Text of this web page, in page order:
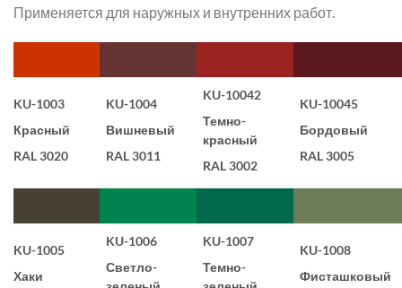
Применяется для наружных и внутренних работ.
KU-1003
Красный
RAL 3020
KU-1004
Вишневый
RAL 3011
KU-10042
Темно-
красный
RAL 3002
KU-10045
Бордовый
RAL 3005
KU-1005
Хаки
KU-1006
Светло-
KU-1007
Темно-
KU-1008
Фисташковый